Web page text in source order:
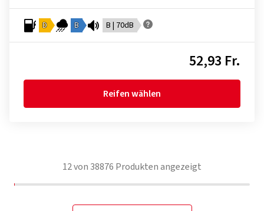
D B B | 70dB
52,93 Fr.
Reifen wählen
12von 38876 Produkten angezeigt